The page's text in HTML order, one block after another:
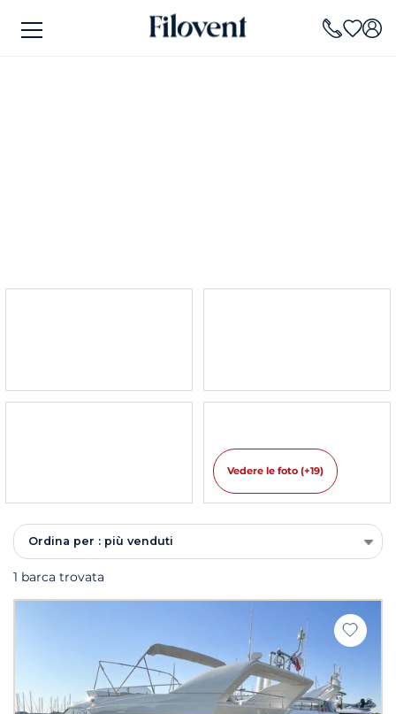
Vedere le foto (+19)
Ordina per : più venduti
1 barca trovata